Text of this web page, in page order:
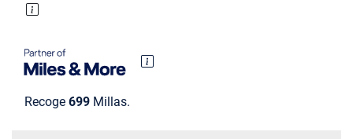
Recoge 699 Millas.